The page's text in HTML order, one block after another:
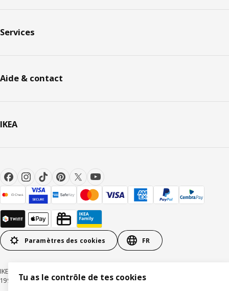
Services
Aide & contact
IKEA
Paramètres des cookies FR
IKEA Suisse - Müslistrasse 16, 8957 Spreitenbach © Inter IKEA Systems B.V.
1999-2026Tu as le contrôle de tes cookies